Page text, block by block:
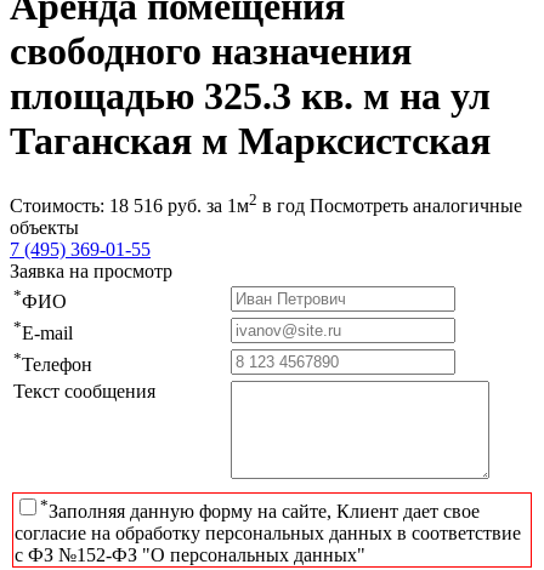
свободного назначения
площадью 325.3 кв. м на ул
Таганская м Марксистская
Стоимость: 18 516 руб. за 1м2 в год Посмотреть аналогичные
объекты
7 (495) 369-01-55
Заявка на просмотр
*ФИО
*E-mail
*Телефон
Текст сообщения
*Заполняя данную форму на сайте, Клиент дает свое
согласие на обработку персональных данных в соответствие
с ФЗ №152-ФЗ "О персональных данных"